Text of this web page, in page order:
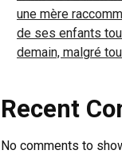
une mère
de ses enfants
demain, malgré
Recent
No comments to